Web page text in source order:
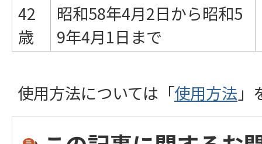
42
歳
昭和58年4月2日から昭和5
9年4月1日まで
使用方法については「使用方法 」